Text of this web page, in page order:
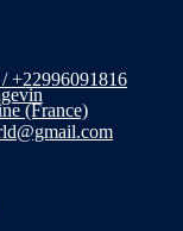
+22996091816
(France)